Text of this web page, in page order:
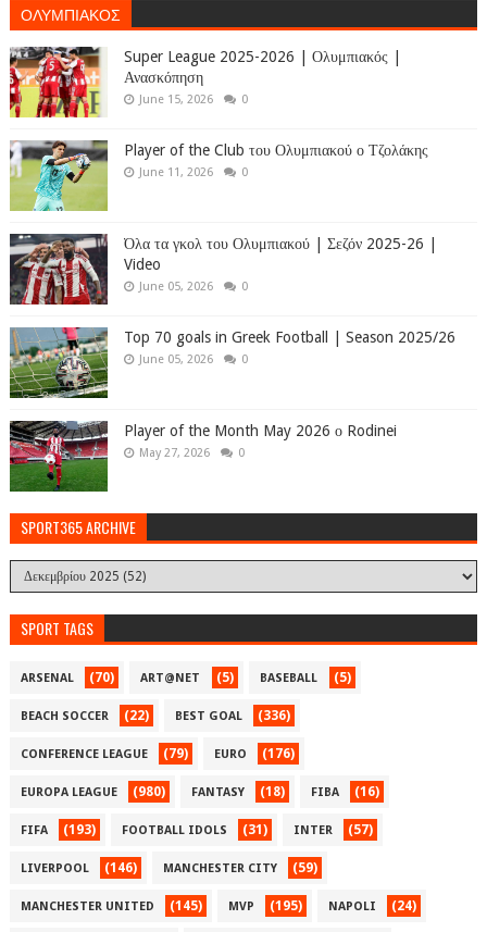
ΟΛΥΜΠΙΑΚΟΣ
Super League 2025-2026 | Ολυμπιακός |
Ανασκόπηση
June 15, 2026 0
Player of the Club του Ολυμπιακού ο Τζολάκης
June 11, 2026 0
Όλα τα γκολ του Ολυμπιακού | Σεζόν 2025-26 |
Video
June 05, 2026 0
Top 70 goals in Greek Football | Season 2025/26
June 05, 2026 0
Player of the Month May 2026 ο Rodinei
May 27, 2026 0
SPORT365 ARCHIVE
SPORT TAGS
ARSENAL (70) ART@NET (5) BASEBALL (5)
BEACH SOCCER (22) BEST GOAL (336)
CONFERENCE LEAGUE (79) EURO (176)
EUROPA LEAGUE (980) FANTASY (18) FIBA (16)
FIFA (193) FOOTBALL IDOLS (31) INTER (57)
LIVERPOOL (146) MANCHESTER CITY (59)
MANCHESTER UNITED (145) MVP (195) NAPOLI (24)